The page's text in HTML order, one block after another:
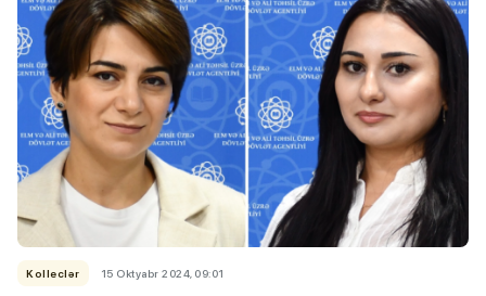
Kolleclər 15 Oktyabr 2024, 09:01